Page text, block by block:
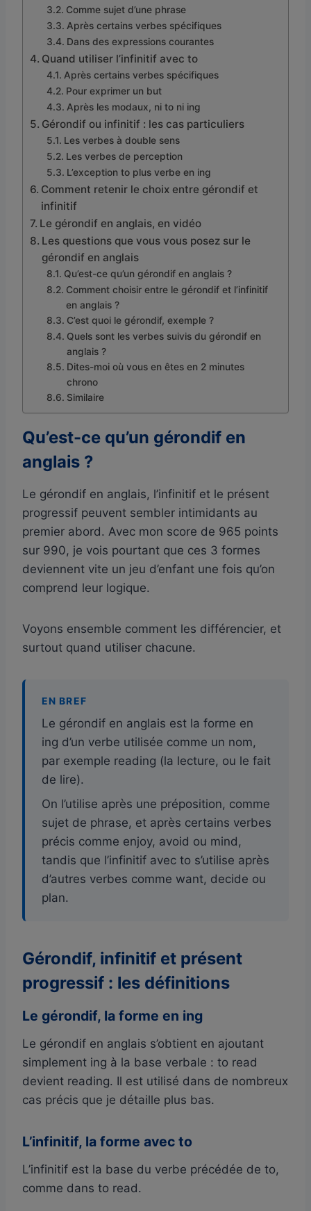
Comme sujet d’une phrase
Après certains verbes spécifiques
Dans des expressions courantes
Quand utiliser l’infinitif avec to
Après certains verbes spécifiques
Pour exprimer un but
Après les modaux, ni to ni ing
Gérondif ou infinitif : les cas particuliers
Les verbes à double sens
Les verbes de perception
L’exception to plus verbe en ing
Comment retenir le choix entre gérondif et
infinitif
Le gérondif en anglais, en vidéo
Les questions que vous vous posez sur le
gérondif en anglais
Qu’est-ce qu’un gérondif en anglais ?
Comment choisir entre le gérondif et l’infinitif
en anglais ?
C’est quoi le gérondif, exemple ?
Quels sont les verbes suivis du gérondif en
anglais ?
Dites-moi où vous en êtes en 2 minutes
chrono
Similaire
Qu’est-ce qu’un gérondif en
anglais ?
Le gérondif en anglais, l’infinitif et le présent
progressif peuvent sembler intimidants au
premier abord. Avec mon score de 965 points
sur 990, je vois pourtant que ces 3 formes
deviennent vite un jeu d’enfant une fois qu’on
comprend leur logique.
Voyons ensemble comment les différencier, et
surtout quand utiliser chacune.
EN BREF
Le gérondif en anglais est la forme en
ing d’un verbe utilisée comme un nom,
par exemple reading (la lecture, ou le fait
de lire).
On l’utilise après une préposition, comme
sujet de phrase, et après certains verbes
précis comme enjoy, avoid ou mind,
tandis que l’infinitif avec to s’utilise après
d’autres verbes comme want, decide ou
plan.
Gérondif, infinitif et présent
progressif : les définitions
Le gérondif, la forme en ing
Le gérondif en anglais s’obtient en ajoutant
simplement ing à la base verbale : to read
devient reading. Il est utilisé dans de nombreux
cas précis que je détaille plus bas.
L’infinitif, la forme avec to
L’infinitif est la base du verbe précédée de to,
comme dans to read.